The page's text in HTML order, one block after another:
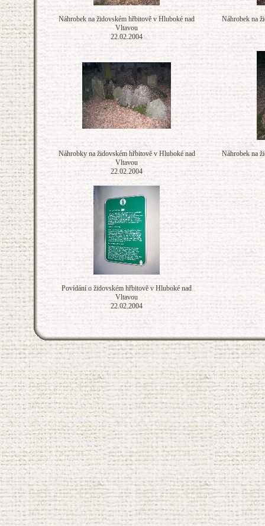
Náhrobek na židovském hřbitově v Hluboké nad
Vltavou
22.02.2004
Náhrobek na
Náhrobky na židovském hřbitově v Hluboké nad
Vltavou
22.02.2004
Náhrobek na
Povídání o židovském hřbitově v Hluboké nad
Vltavou
22.02.2004